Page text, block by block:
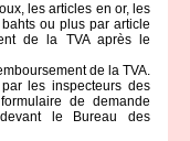
les articles en or, les
ou plus par article
de la TVA après le
de la TVA.
les inspecteurs des
de demande
le Bureau des